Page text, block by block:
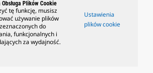
Obsługa Plików Cookie
tę funkcję, musisz
używanie plików
do
funkcjonalnych i
za wydajność.
Ustawienia
plików cookie